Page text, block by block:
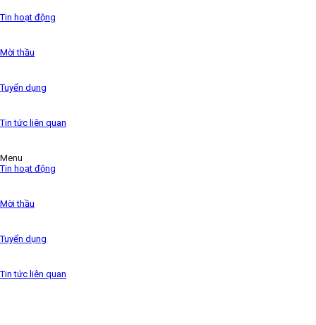
the 1500s,
Tin hoạt động
Mời thầu
Tuyển dụng
Tin tức liên quan
Menu
Tin hoạt động
Mời thầu
Tuyển dụng
Tin tức liên quan